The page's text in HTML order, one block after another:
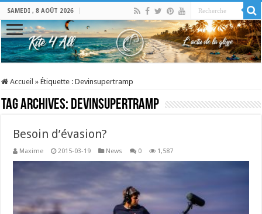
SAMEDI , 8 AOÛT 2026
Accueil » Étiquette :Devinsupertramp
Tag Archives: Devinsupertramp
Besoin d’évasion?
Maxime 2015-03-19 News 0 1,587